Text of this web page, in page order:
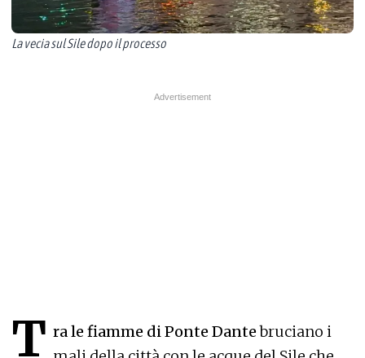
La vecia sul Sile dopo il processo
T ra le fiamme di Ponte Dantebruciano i